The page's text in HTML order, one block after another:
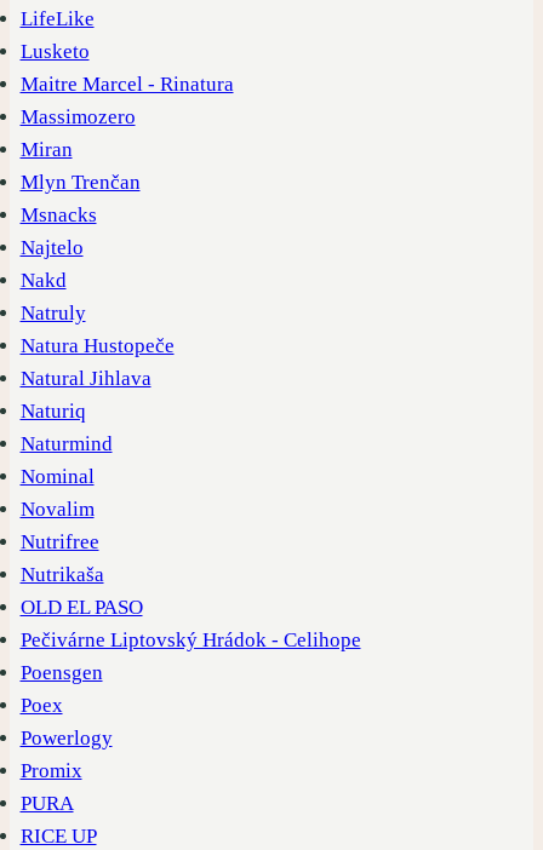
LifeLike
Lusketo
Maitre Marcel - Rinatura
Massimozero
Miran
Mlyn Trenčan
Msnacks
Najtelo
Nakd
Natruly
Natura Hustopeče
Natural Jihlava
Naturiq
Naturmind
Nominal
Novalim
Nutrifree
Nutrikaša
OLD EL PASO
Pečivárne Liptovský Hrádok - Celihope
Poensgen
Poex
Powerlogy
Promix
PURA
RICE UP